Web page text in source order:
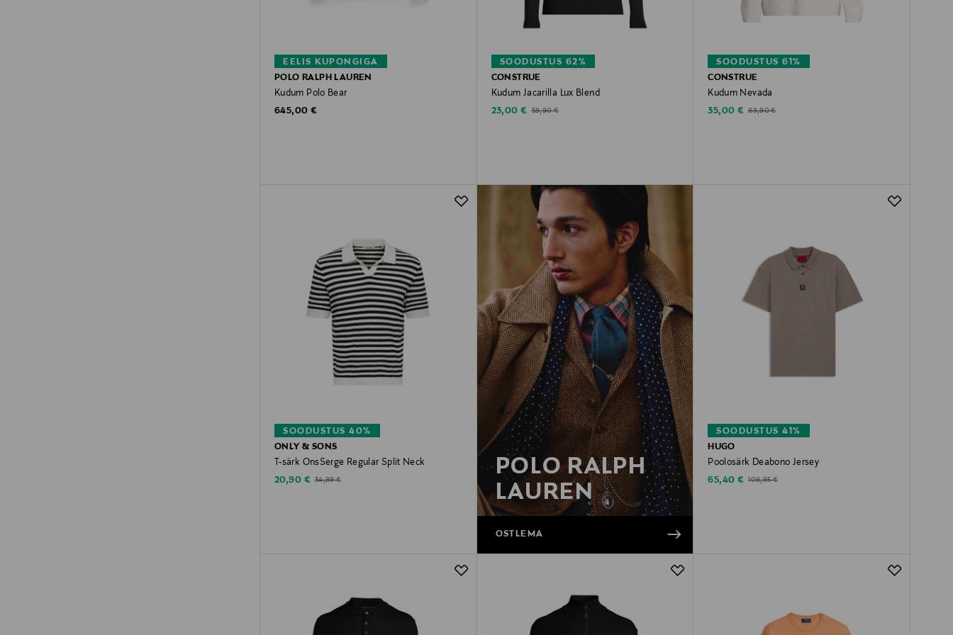
EELIS KUPONGIGA
POLO RALPH LAUREN
Kudum Polo Bear
Original Price
645,00 €
SOODUSTUS 62%
CONSTRUE
Kudum Jacarilla Lux Blend
Discounted Price
23,00 € Original Price
59,90 €
SOODUSTUS 61%
CONSTRUE
Kudum Nevada
Discounted Price
35,00 € Original Price
89,90 €
SOODUSTUS 40%
ONLY & SONS
T-särk OnsSerge Regular Split Neck
Discounted Price
20,90 € Original Price
34,99 €
POLO RALPH
LAUREN
OSTLEMA
SOODUSTUS 41%
HUGO
Poolosärk Deabono Jersey
Discounted Price
65,40 € Original Price
109,95 €